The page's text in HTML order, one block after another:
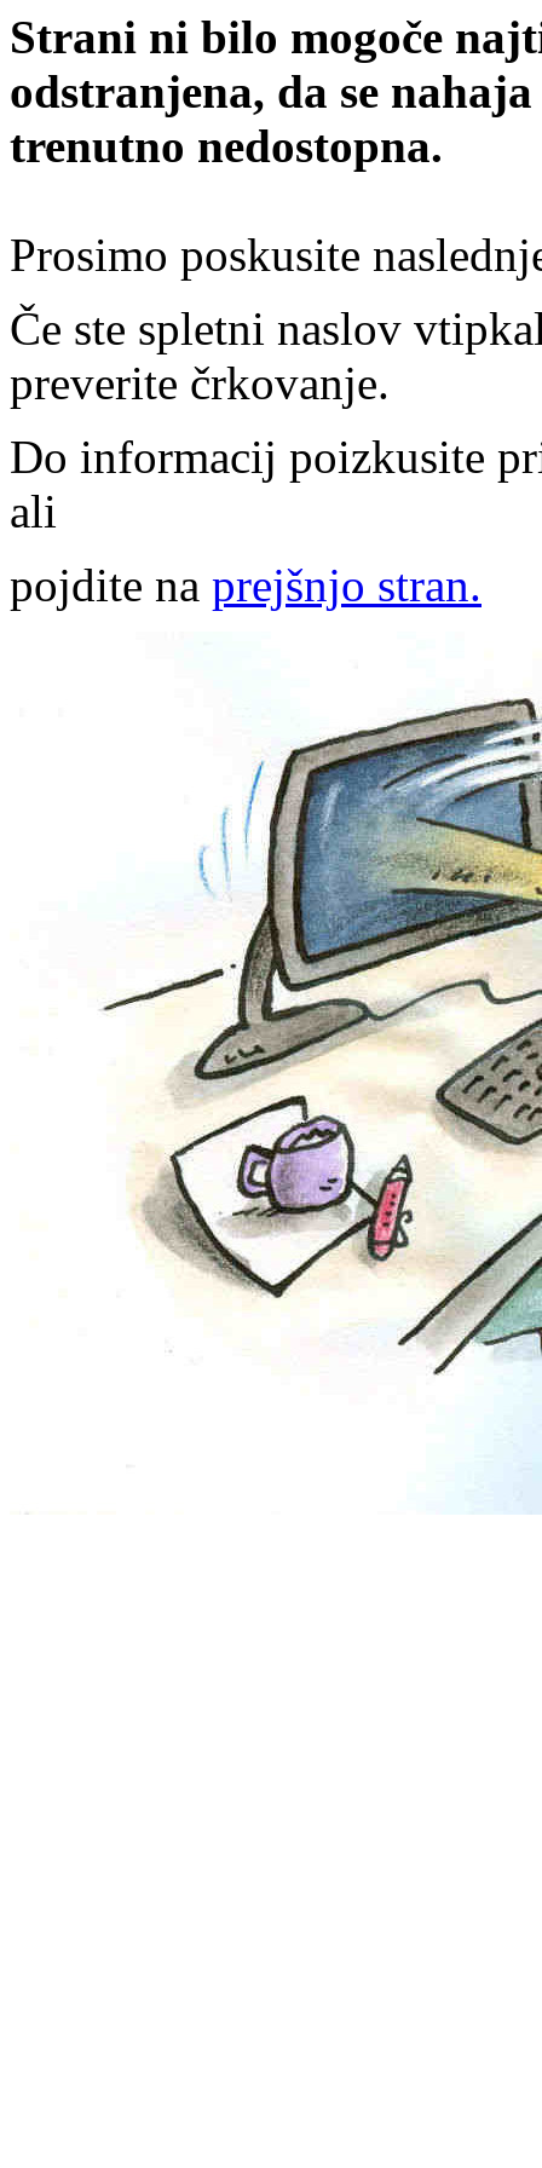
Strani ni bilo mogoče
odstranjena, da se
trenutno nedostopna.
Prosimo poskusite
Če ste spletni naslov
preverite črkovanje.
Do informacij poizkusite
ali
pojdite na prejšnjo stran.